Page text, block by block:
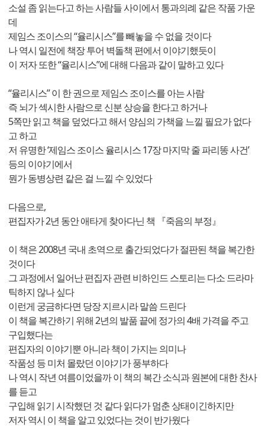
소설 좀 읽는다고 하는 사람들 사이에서 통과의례 같은 작품 가운
데
제임스 조이스의 “율리시스”를 빼놓을 수 없을 것이다
나 역시 일전에 책장 투어 벽돌책 편에서 이야기했듯이
이 저자 또한 “율리시스”에 대해 다음과 같이 말하고 있다
“율리시스” 이 한 권으로 제임스 조이스를 아는 사람
즉 뇌가 섹시한 사람으로 신분 상승을 한다고 하거나
5쪽만 읽고 책을 덮었다고 해서 양심의 가책을 느낄 필요가 없다
고 하고
저 유명한 ‘제임스 조이스 율리시스 17장 마지막 줄 파리똥 사건’
등의 이야기에서
뭔가 동병상련 같은 걸 느낄 수 있었다
다음으로,
편집자가 2년 동안 애타게 찾아다닌 책 『죽음의 부정』
이 책은 2008년 국내 초역으로 출간되었다가 절판된 책을 복간한
것이다
그 과정에서 일어난 편집자 관련 비하인드 스토리는 다소 드라마
틱하지 않나 싶다
이런게 궁금하다면 당장 지르시라 말씀 드린다
이 책을 복간하기 위해 2년의 발품 끝에 정가의 4배 가격을 주고
구입했다는
편집자의 이야기뿐 아니라 책이 가지는 의미나
작품성 등 미처 몰랐던 이야기가 풍부하다
나 역시 작년 여름이었을까 이 책의 복간 소식과 원본에 대한 찬사
를 듣고
구입해 읽기 시작했던 것 같다 읽다가 멈춘 상태이긴하지만
저자 역시 이 책을 알고 있었다는 것이 반가웠다